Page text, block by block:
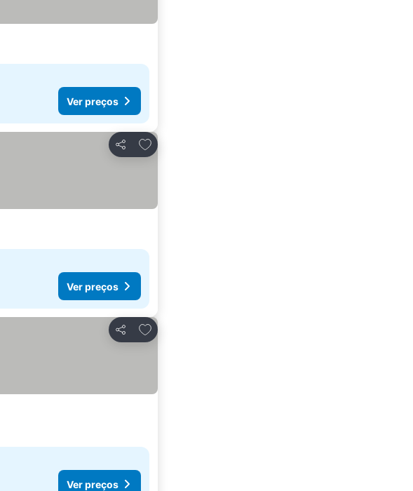
Ver preços
Partilhar
Adicionar aos favoritos
Ver preços
Partilhar
Adicionar aos favoritos
Ver preços